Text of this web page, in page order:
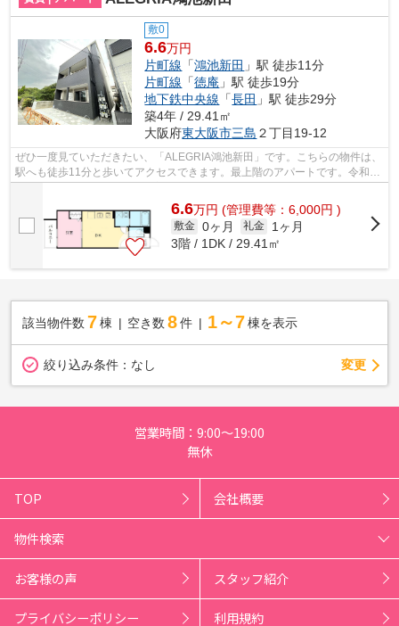
敷0
6.6万円
片町線 「鴻池新田 」駅 徒歩11分
片町線 「徳庵 」駅 徒歩19分
地下鉄中央線 「長田 」駅 徒歩29分
築4年 / 29.41㎡
大阪府東大阪市三島 ２丁目19-12
ぜひ一度見ていただきたい、「ALEGRIA鴻池新田」です。こちらの物件は、
駅へも徒歩11分と歩いてアクセスできます。最上階のアパートです。令和4
6.6万円 (管理費等：6,000円 )
敷金 0ヶ月 礼金
1ヶ月
3階 / 1DK / 29.41㎡
該当物件数 7棟 空き数 8 件 1～7 棟を表示
絞り込み条件： なし 変更
営業時間：9:00～19:00
無休
TOP 会社概要
物件検索
お客様の声 スタッフ紹介
プライバシーポリシー 利用規約